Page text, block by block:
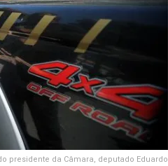
presidente da Câmara, deputado Eduardo